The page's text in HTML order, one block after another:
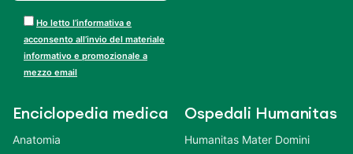
Ho letto l’informativa e
acconsento all’invio del materiale
informativo e promozionale a
mezzo email
Enciclopedia medica
Anatomia
Ospedali Humanitas
Humanitas Mater Domini